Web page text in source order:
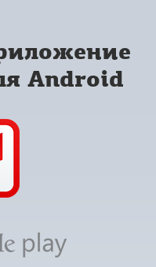
Android